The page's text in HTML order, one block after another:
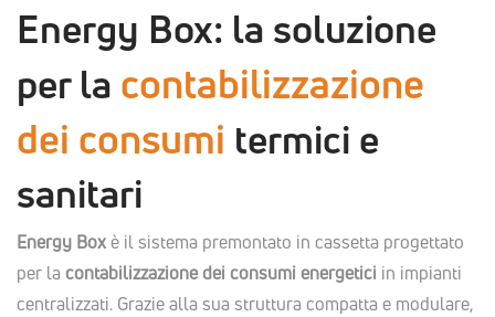
Energy Box: la soluzione
per la contabilizzazione
dei consumi termici e
sanitari
Energy Box è il sistema premontato in cassetta progettato
per la contabilizzazione dei consumi energetici in impianti
centralizzati. Grazie alla sua struttura compatta e modulare,